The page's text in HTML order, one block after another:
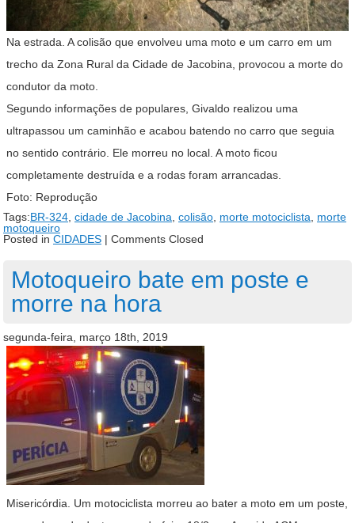
Na estrada. A colisão que envolveu uma moto e um carro em um
trecho da Zona Rural da Cidade de Jacobina, provocou a morte do
condutor da moto.
Segundo informações de populares, Givaldo realizou uma
ultrapassou um caminhão e acabou batendo no carro que seguia
no sentido contrário. Ele morreu no local. A moto ficou
completamente destruída e a rodas foram arrancadas.
Foto: Reprodução
Tags:BR-324 cidade de Jacobina colisão morte motociclista
morte
motoqueiro
Posted in CIDADES | Comments Closed
Motoqueiro bate em poste e
morre na hora
segunda-feira, março 18th, 2019
Misericórdia. Um motociclista morreu ao bater a moto em um poste,